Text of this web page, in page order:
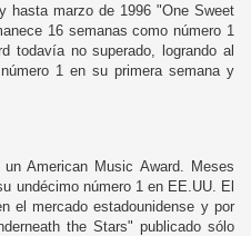
hasta marzo de 1996 "One Sweet
16 semanas como número 1
todavía no superado, logrando al
1 en su primera semana y
American Music Award. Meses
undécimo número 1 en EE.UU. El
el mercado estadounidense y por
the Stars" publicado sólo